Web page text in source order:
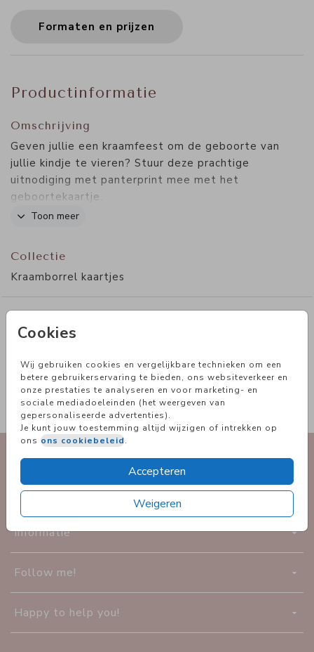
Cookies
Wij gebruiken cookies en vergelijkbare technieken om een
betere gebruikerservaring te bieden, ons websiteverkeer en
onze prestaties te analyseren en voor marketing- en
sociale mediadoeleinden (het weergeven van
gepersonaliseerde advertenties).
Je kunt jouw toestemming altijd wijzigen of intrekken op
ons ons cookiebeleid.
Accepteren
Weigeren
Formaten en prijzen
Productinformatie
Omschrijving
Geven jullie een kraamfeest om de geboorte van
jullie kindje te vieren? Stuur deze prachtige
uitnodiging met panterprint mee met het
geboortekaartje.
br> Bestel het kraamfeest kaartje in een kleiner
br> Het kraamfeest kaartje stuur je los mee met
het geboortekaartje of je bindt het kaartje vast
met een mooie
touwtje
. Het hele ontwerp pas je naar
wens aan, prachtig op calco papier.
Toon meer
Collectie
Kraamborrel kaartjes
Pagina vernieuwen
Trouwen
Informatie
Follow me!
Happy to help you!